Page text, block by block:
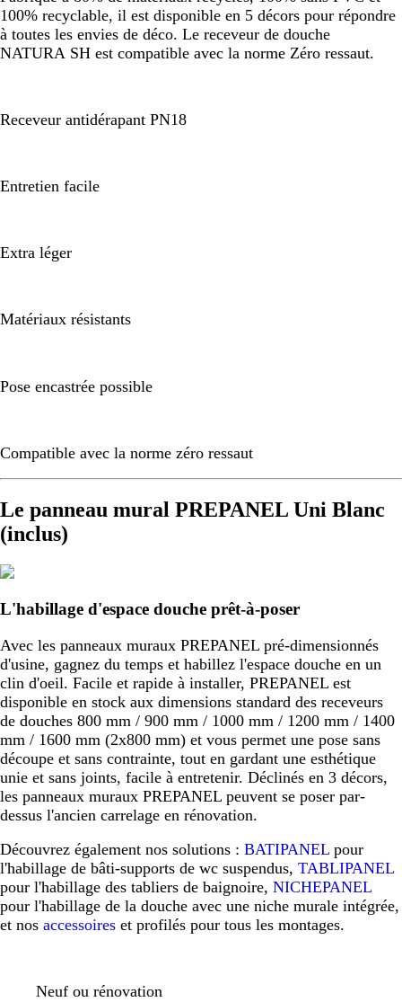
100% recyclable, il est disponible en 5 décors pour répondre
à toutes les envies de déco. Le receveur de douche
NATURA SH est compatible avec la norme Zéro ressaut.
Receveur antidérapant PN18
Entretien facile
Extra léger
Matériaux résistants
Pose encastrée possible
Compatible avec la norme zéro ressaut
Le panneau mural PREPANEL Uni Blanc
(inclus)
L'habillage d'espace douche prêt-à-poser
Avec les panneaux muraux PREPANEL pré-dimensionnés
d'usine, gagnez du temps et habillez l'espace douche en un
clin d'oeil. Facile et rapide à installer, PREPANEL est
disponible en stock aux dimensions standard des receveurs
de douches 800 mm / 900 mm / 1000 mm / 1200 mm / 1400
mm / 1600 mm (2x800 mm) et vous permet une pose sans
découpe et sans contrainte, tout en gardant une esthétique
unie et sans joints, facile à entretenir. Déclinés en 3 décors,
les panneaux muraux PREPANEL peuvent se poser par-
dessus l'ancien carrelage en rénovation.
Découvrez également nos solutions : BATIPANEL pour
l'habillage de bâti-supports de wc suspendus, TABLIPANEL
pour l'habillage des tabliers de baignoire, NICHEPANEL
pour l'habillage de la douche avec une niche murale intégrée,
et nos accessoires et profilés pour tous les montages.
Neuf ou rénovation